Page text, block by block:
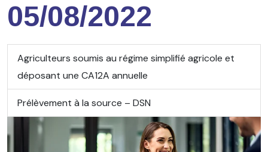
05/08/2022
Agriculteurs soumis au régime simplifié agricole et
déposant une CA12A annuelle
Prélèvement à la source – DSN